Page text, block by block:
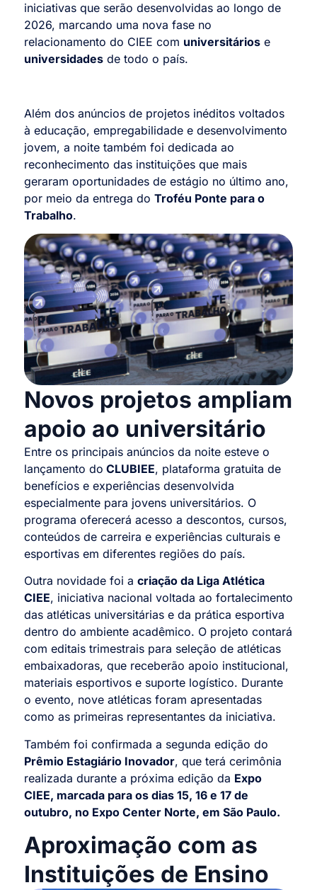
iniciativas que serão desenvolvidas ao longo de
2026, marcando uma nova fase no
relacionamento do CIEE com universitários e
universidades de todo o país.
Além dos anúncios de projetos inéditos voltados
à educação, empregabilidade e desenvolvimento
jovem, a noite também foi dedicada ao
reconhecimento das instituições que mais
geraram oportunidades de estágio no último ano,
por meio da entrega do Troféu Ponte para o
Trabalho.
Novos projetos ampliam
apoio ao universitário
Entre os principais anúncios da noite esteve o
lançamento do CLUBIEE, plataforma gratuita de
benefícios e experiências desenvolvida
especialmente para jovens universitários. O
programa oferecerá acesso a descontos, cursos,
conteúdos de carreira e experiências culturais e
esportivas em diferentes regiões do país.
Outra novidade foi a criação da Liga Atlética
CIEE, iniciativa nacional voltada ao fortalecimento
das atléticas universitárias e da prática esportiva
dentro do ambiente acadêmico. O projeto contará
com editais trimestrais para seleção de atléticas
embaixadoras, que receberão apoio institucional,
materiais esportivos e suporte logístico. Durante
o evento, nove atléticas foram apresentadas
como as primeiras representantes da iniciativa.
Também foi confirmada a segunda edição do
Prêmio Estagiário Inovador, que terá cerimônia
realizada durante a próxima edição da Expo
CIEE, marcada para os dias 15, 16 e 17 de
outubro, no Expo Center Norte, em São Paulo.
Aproximação com as
Instituições de Ensino